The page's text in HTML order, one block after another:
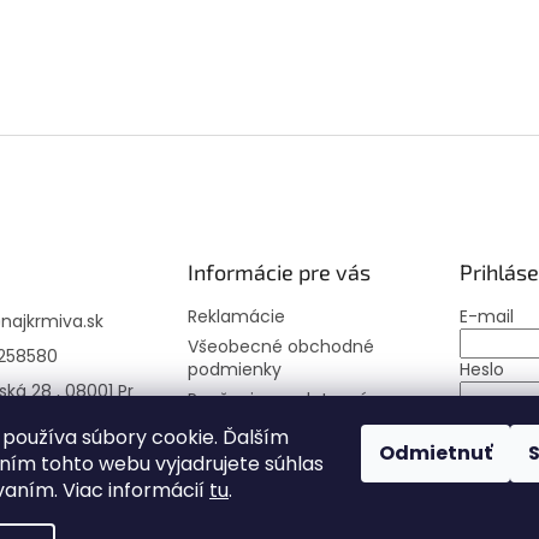
súbory cookie. Ďalším
tohto webu vyjadrujete súhlas
Viac informácií tu.
Odmietnuť
najkrmiva.sk
28 , 08001 Pr
Informácie pre vás
Reklamácie
Všeobecné obchodné
podmienky
Poučenie o uplatnení
práva spotrebiteľa
Moja objednávka
E-mail
Heslo
Nová